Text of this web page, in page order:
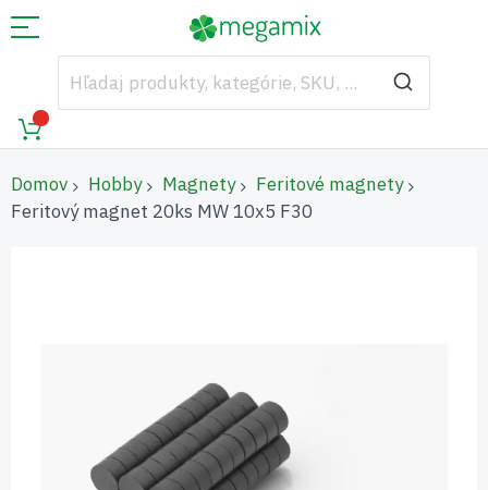
Domov Hobby Magnety
Feritové magnety
Feritový magnet 20ks MW 10x5 F30